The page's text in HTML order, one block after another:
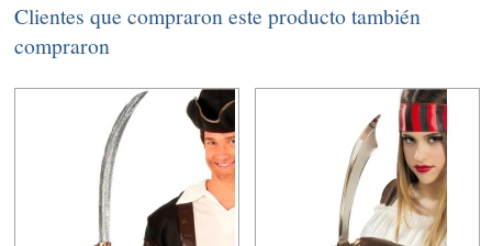
Clientes que compraron este producto también
compraron